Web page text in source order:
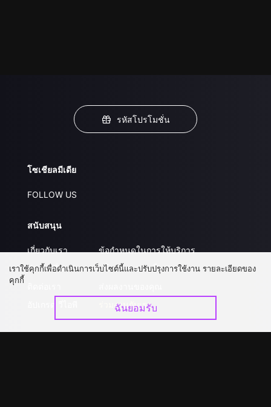
รหัสโปรโมชั่น
โซเชียลมีเดีย
FOLLOW US
สนับสนุน
เกี่ยวกับเรา
คำถามที่พบบ่อย
ข้อกำหนดในการให้บริการ
นโยบายความเป็นส่วนตัว
ร่วมงานกับเรา
เราใช้คุกกี้เพื่อดำเนินการเว็บไซต์นี้และปรับปรุงการใช้งาน รายละเอียดของ
คุกกี้
ฉันยอมรับ